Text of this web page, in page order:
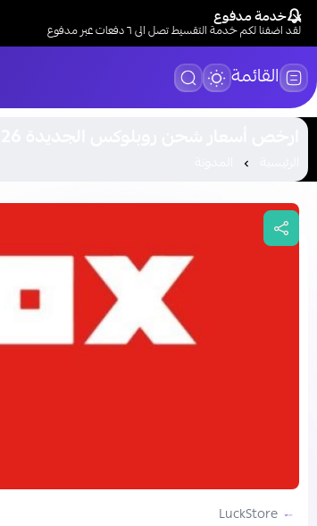
خدمة مدفوع
لقد اضفنا لكم خدمة التقسيط تصل الى ٦ دفعات عبر مدفوع
القائمة
LuckStore